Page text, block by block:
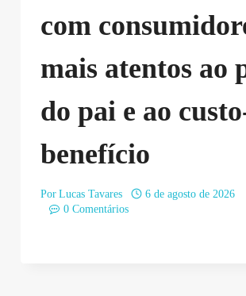
com
mais atentos ao
do pai e ao
benefício
Por Lucas Tavares
6 de agosto de 2026
0 Comentários